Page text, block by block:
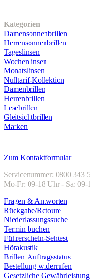
Kategorien
Damensonnenbrillen
Herrensonnenbrillen
Tageslinsen
Wochenlinsen
Monatslinsen
Nulltarif-Kollektion
Damenbrillen
Herrenbrillen
Lesebrillen
Gleitsichtbrillen
Marken
Zum Kontaktformular
Servicenummer: 0800 343
Mo-Fr: 09-18 Uhr - Sa: 09-
Fragen & Antworten
Rückgabe/Retoure
Niederlassungssuche
Termin buchen
Führerschein-Sehtest
Hörakustik
Brillen-Auftragsstatus
Bestellung widerrufen
Gesetzliche